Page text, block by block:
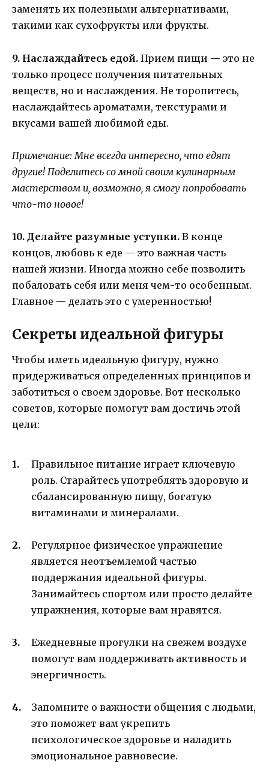
заменять их полезными альтернативами,
такими как сухофрукты или фрукты.
9. Наслаждайтесь едой. Прием пищи — это не
только процесс получения питательных
веществ, но и наслаждения. Не торопитесь,
наслаждайтесь ароматами, текстурами и
вкусами вашей любимой еды.
Примечание: Мне всегда интересно, что едят
другие! Поделитесь со мной своим кулинарным
мастерством и, возможно, я смогу попробовать
что-то новое!
10. Делайте разумные уступки. В конце
концов, любовь к еде — это важная часть
нашей жизни. Иногда можно себе позволить
побаловать себя или меня чем-то особенным.
Главное — делать это с умеренностью!
Секреты идеальной фигуры
Чтобы иметь идеальную фигуру, нужно
придерживаться определенных принципов и
заботиться о своем здоровье. Вот несколько
советов, которые помогут вам достичь этой
цели:
Правильное питание играет ключевую
роль. Старайтесь употреблять здоровую и
сбалансированную пищу, богатую
витаминами и минералами.
Регулярное физическое упражнение
является неотъемлемой частью
поддержания идеальной фигуры.
Занимайтесь спортом или просто делайте
упражнения, которые вам нравятся.
Ежедневные прогулки на свежем воздухе
помогут вам поддерживать активность и
энергичность.
Запомните о важности общения с людьми,
это поможет вам укрепить
психологическое здоровье и наладить
эмоциональное равновесие.